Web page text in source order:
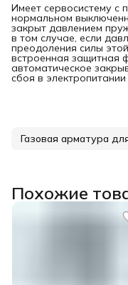
Имеет сервосистему с
нормальном
закрыт давлением
в том случае, если
преодоления силы
встроенная защитная
автоматическое
сбоя в
Газовая арматура
Похожие